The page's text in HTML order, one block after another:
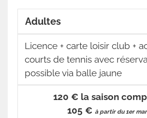
Adultes
Licence + carte loisir club +
courts de tennis avec
possible via balle jaune
120 € la saison
105 € à partir du 1er